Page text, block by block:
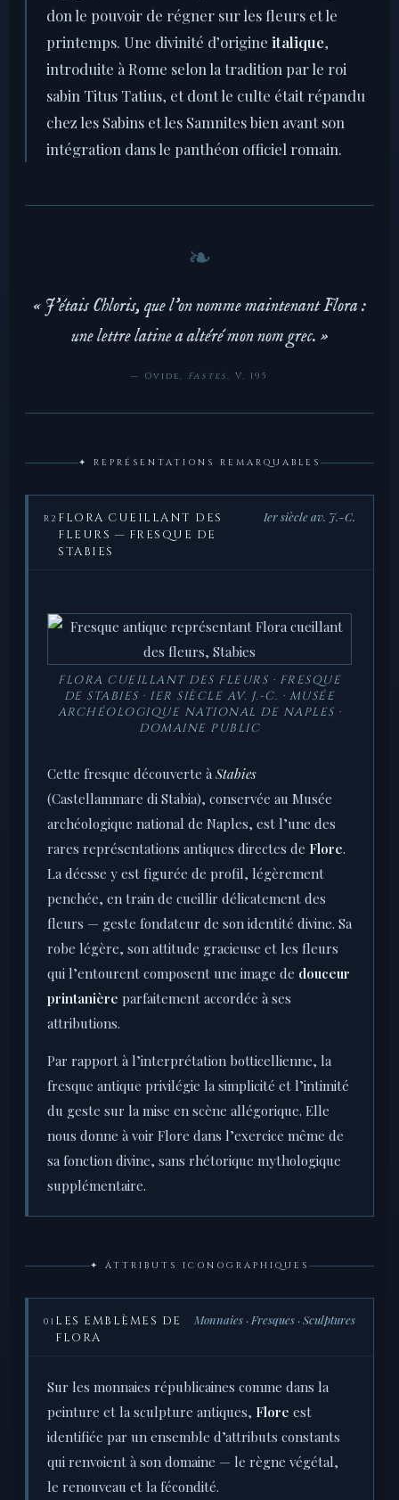
don le pouvoir de régner sur les fleurs et le
printemps. Une divinité d’origine italique,
introduite à Rome selon la tradition par le roi
sabin Titus Tatius, et dont le culte était répandu
chez les Sabins et les Samnites bien avant son
intégration dans le panthéon officiel romain.
« J’étais Chloris, que l’on nomme maintenant Flora :
une lettre latine a altéré mon nom grec. »
— Ovide, Fastes, V, 195
✦ REPRÉSENTATIONS REMARQUABLES
R2 FLORA CUEILLANT DES
FLEURS — FRESQUE DE
STABIES
Ier siècle av. J.-C.
FLORA CUEILLANT DES FLEURS · FRESQUE
DE STABIES · IER SIÈCLE AV. J.-C. · MUSÉE
ARCHÉOLOGIQUE NATIONAL DE NAPLES ·
DOMAINE PUBLIC
Cette fresque découverte à Stabies
(Castellammare di Stabia), conservée au Musée
archéologique national de Naples, est l’une des
rares représentations antiques directes de Flore.
La déesse y est figurée de profil, légèrement
penchée, en train de cueillir délicatement des
fleurs — geste fondateur de son identité divine. Sa
robe légère, son attitude gracieuse et les fleurs
qui l’entourent composent une image de douceur
printanière parfaitement accordée à ses
attributions.
Par rapport à l’interprétation botticellienne, la
fresque antique privilégie la simplicité et l’intimité
du geste sur la mise en scène allégorique. Elle
nous donne à voir Flore dans l’exercice même de
sa fonction divine, sans rhétorique mythologique
supplémentaire.
✦ ATTRIBUTS ICONOGRAPHIQUES
01 LES EMBLÈMES DE
FLORA
Monnaies · Fresques · Sculptures
Sur les monnaies républicaines comme dans la
peinture et la sculpture antiques, Flore est
identifiée par un ensemble d’attributs constants
qui renvoient à son domaine — le règne végétal,
le renouveau et la fécondité.